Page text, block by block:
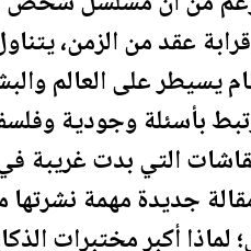
عقد من الزمن،
يسيطر على العالم
بأسئلة وجودية
التي بدت غريبة
لماذا أكبر مختبرات